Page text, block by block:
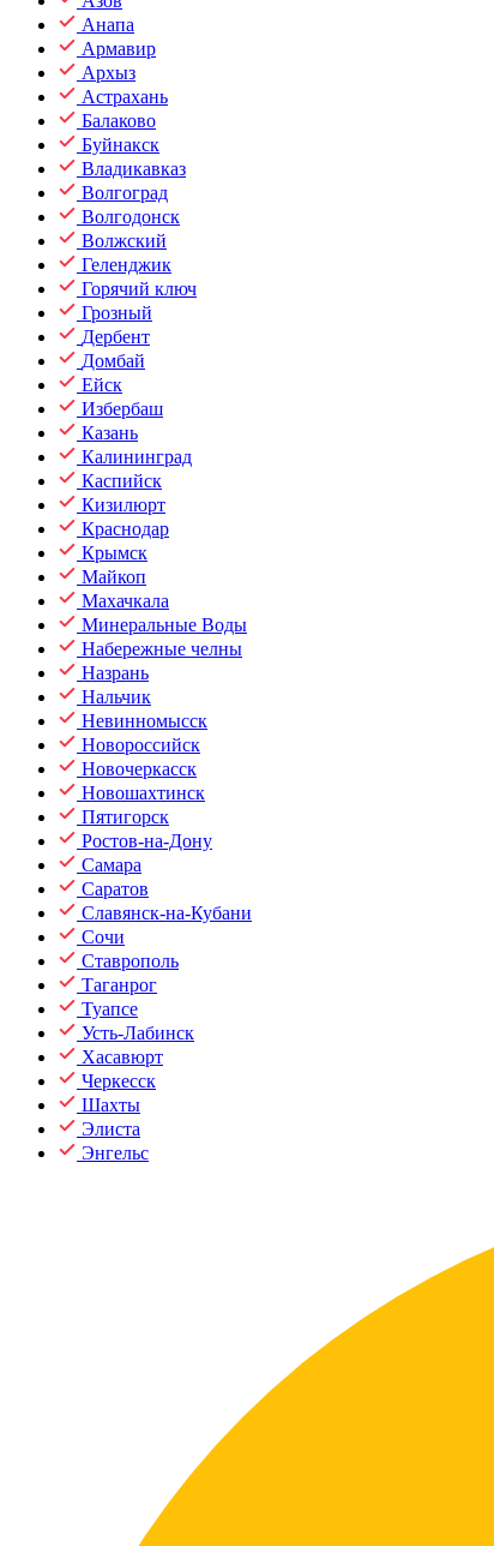
Анапа
Армавир
Архыз
Астрахань
Балаково
Буйнакск
Владикавказ
Волгоград
Волгодонск
Волжский
Геленджик
Горячий ключ
Грозный
Дербент
Домбай
Ейск
Избербаш
Казань
Калининград
Каспийск
Кизилюрт
Краснодар
Крымск
Майкоп
Махачкала
Минеральные Воды
Набережные челны
Назрань
Нальчик
Невинномысск
Новороссийск
Новочеркасск
Новошахтинск
Пятигорск
Ростов-на-Дону
Самара
Саратов
Славянск-на-Кубани
Сочи
Ставрополь
Таганрог
Туапсе
Усть-Лабинск
Хасавюрт
Черкесск
Шахты
Элиста
Энгельс